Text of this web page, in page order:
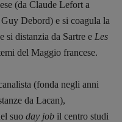
(da Claude Lefort a
Debord) e si coagula la
si distanzia da Sartre e Les
del Maggio francese.
(fonda negli anni
da Lacan),
suo day job il centro studi